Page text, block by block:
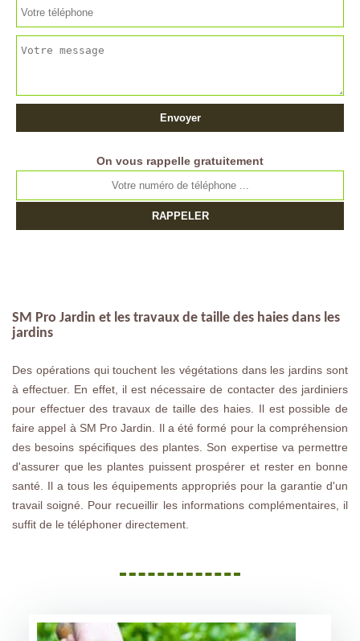
On vous rappelle gratuitement
SM Pro Jardin et les travaux de taille des haies dans les
jardins
Des opérations qui touchent les végétations dans les jardins sont
à effectuer. En effet, il est nécessaire de contacter des jardiniers
pour effectuer des travaux de taille des haies. Il est possible de
faire appel à SM Pro Jardin. Il a été formé pour la compréhension
des besoins spécifiques des plantes. Son expertise va permettre
d'assurer que les plantes puissent prospérer et rester en bonne
santé. Il a tous les équipements appropriés pour la garantie d'un
travail soigné. Pour recueillir les informations complémentaires, il
suffit de le téléphoner directement.